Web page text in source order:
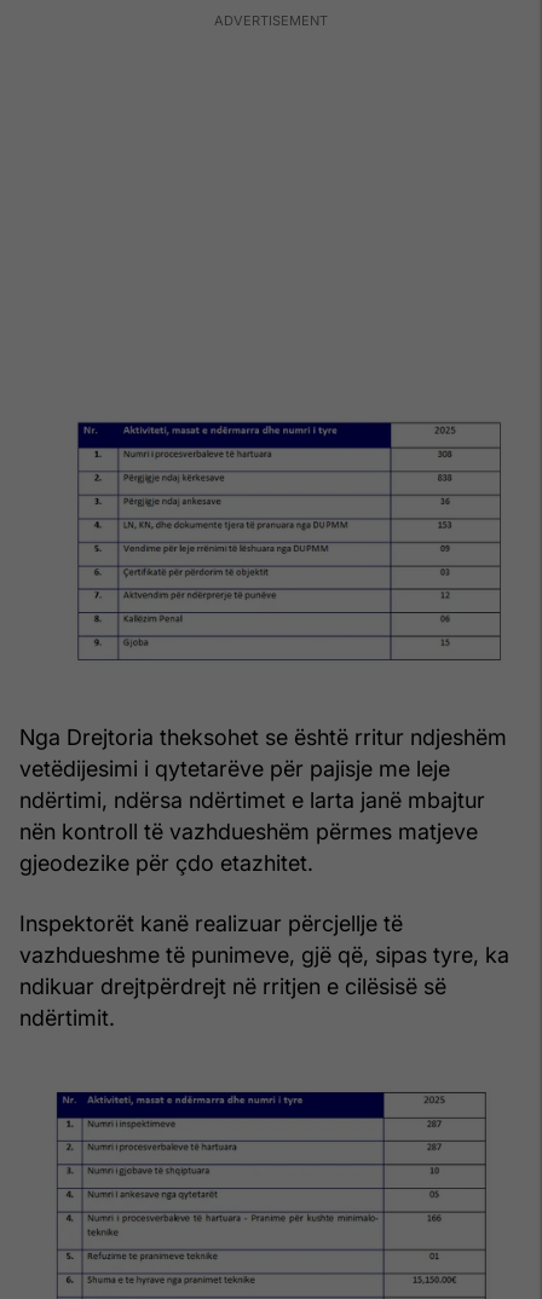
Nga Drejtoria theksohet se është rritur ndjeshëm
vetëdijesimi i qytetarëve për pajisje me leje
ndërtimi, ndërsa ndërtimet e larta janë mbajtur
nën kontroll të vazhdueshëm përmes matjeve
gjeodezike për çdo etazhitet.
Inspektorët kanë realizuar përcjellje të
vazhdueshme të punimeve, gjë që, sipas tyre, ka
ndikuar drejtpërdrejt në rritjen e cilësisë së
ndërtimit.